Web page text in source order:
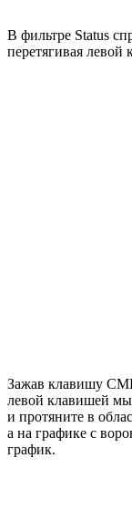
В фильтре Status
перетягивая
Зажав клавишу
левой клавишей
и протяните в
а на графике с
график.